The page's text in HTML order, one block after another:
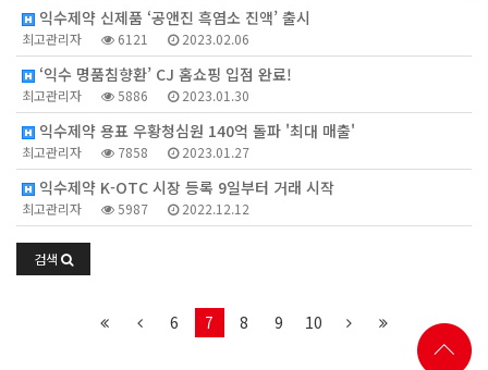
익수제약 신제품 ‘공앤진 흑염소 진액’ 출시
최고관리자 6121 2023.02.06
‘익수 명품침향환’ CJ 홈쇼핑 입점 완료!
최고관리자 5886 2023.01.30
익수제약 용표 우황청심원 140억 돌파 '최대 매출'
최고관리자 7858 2023.01.27
익수제약 K-OTC 시장 등록 9일부터 거래 시작
최고관리자 5987 2022.12.12
검색
6 7 8 9 10